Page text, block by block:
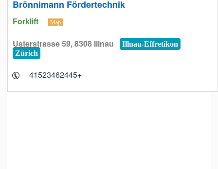
Brönnimann Fördertechnik
Forklift Map
Usterstrasse 59, 8308 Illnau
Illnau-Effretikon
Zürich
+41523462445